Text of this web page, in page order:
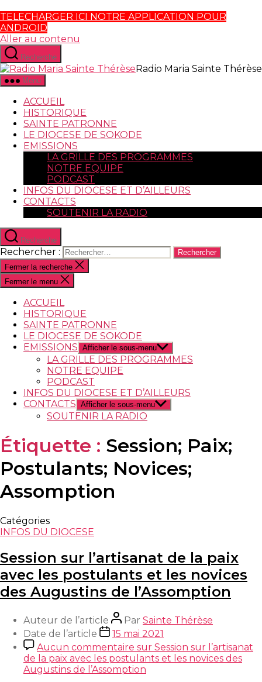
TELECHARGER ICI NOTRE APPLICATION POUR
ANDROID
Aller au contenu
Recherche
Radio Maria Sainte Thérèse
Menu
ACCUEIL
HISTORIQUE
SAINTE PATRONNE
LE DIOCESE DE SOKODE
EMISSIONS
LA GRILLE DES PROGRAMMES
NOTRE EQUIPE
PODCAST
INFOS DU DIOCESE ET D’AILLEURS
CONTACTS
SOUTENIR LA RADIO
Recherche
Rechercher :
Fermer la recherche
Fermer le menu
ACCUEIL
HISTORIQUE
SAINTE PATRONNE
LE DIOCESE DE SOKODE
EMISSIONS Afficher le sous-menu
LA GRILLE DES PROGRAMMES
NOTRE EQUIPE
PODCAST
INFOS DU DIOCESE ET D’AILLEURS
CONTACTS Afficher le sous-menu
SOUTENIR LA RADIO
Étiquette : Session; Paix;
Postulants; Novices;
Assomption
Catégories
INFOS DU DIOCESE
Session sur l’artisanat de la paix
avec les postulants et les novices
des Augustins de l’Assomption
Auteur de l’article Par Sainte Thérèse
Date de l’article
15 mai 2021
Aucun commentaire sur Session sur l’artisanat
de la paix avec les postulants et les novices des
Augustins de l’Assomption